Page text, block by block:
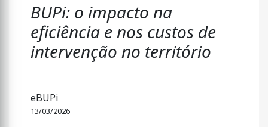
BUPi: o impacto na
eficiência e nos custos de
intervenção no território
eBUPi
13/03/2026